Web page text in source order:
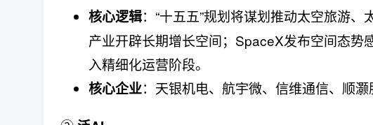
核心逻辑：“十五五”规划将谋划推动太空旅游
产业开辟长期增长空间；SpaceX发布空间态势
入精细化运营阶段。
核心企业：天银机电、航宇微、信维通信、顺灏